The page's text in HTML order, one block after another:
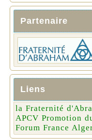
Partenaire
Liens
la Fraternité
APCV Promotion
Forum France